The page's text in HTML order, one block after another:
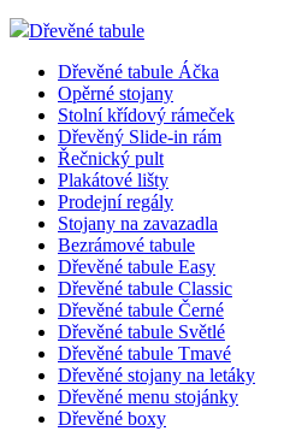
Dřevěné tabule
Dřevěné tabule Áčka
Opěrné stojany
Stolní křídový rámeček
Dřevěný Slide-in rám
Řečnický pult
Plakátové lišty
Prodejní regály
Stojany na zavazadla
Bezrámové tabule
Dřevěné tabule Easy
Dřevěné tabule Classic
Dřevěné tabule Černé
Dřevěné tabule Světlé
Dřevěné tabule Tmavé
Dřevěné stojany na letáky
Dřevěné menu stojánky
Dřevěné boxy